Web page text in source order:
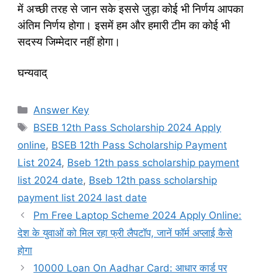
में अच्छी तरह से जान सके इससे जुड़ा कोई भी निर्णय आपका
अंतिम निर्णय होगा। इसमें हम और हमारी टीम का कोई भी
सदस्य जिम्मेदार नहीं होगा।
घन्यवाद्
Categories
Answer Key
Tags
BSEB 12th Pass Scholarship 2024 Apply
online, BSEB 12th Pass Scholarship Payment
List 2024, Bseb 12th pass scholarship payment
list 2024 date, Bseb 12th pass scholarship
payment list 2024 last date
Pm Free Laptop Scheme 2024 Apply Online:
देश के युवाओं को मिल रहा फ्री लैपटॉप, जानें फॉर्म अप्लाई कैसे
होगा
10000 Loan On Aadhar Card: आधार कार्ड पर